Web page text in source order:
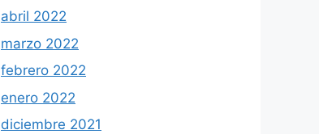
abril 2022
marzo 2022
febrero 2022
enero 2022
diciembre 2021